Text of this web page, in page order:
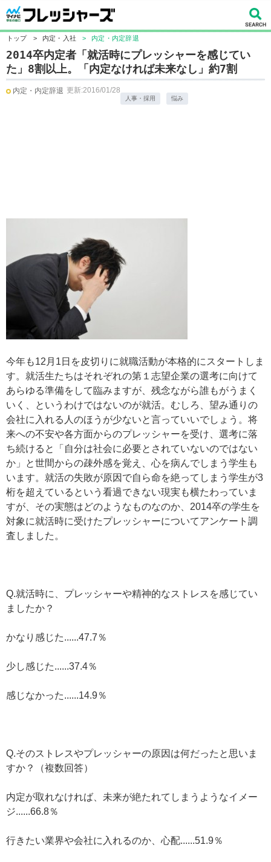
トップ > 内定・入社 > 内定・内定辞退
2014卒内定者「就活時にプレッシャーを感じてい
た」8割以上。「内定なければ未来なし」約7割
内定・内定辞退 更新:2016/01/28
人事・採用 悩み
今年も12月1日を皮切りに就職活動が本格的にスタートしま
す。就活生たちはそれぞれの第１志望企業の選考に向けて
あらゆる準備をして臨みますが、残念ながら誰もがうまく
いく、というわけではないのが就活。むしろ、望み通りの
会社に入れる人のほうが少ないと言っていいでしょう。将
来への不安や各方面からのプレッシャーを受け、選考に落
ち続けると「自分は社会に必要とされていないのではない
か」と世間からの疎外感を覚え、心を病んでしまう学生も
います。就活の失敗が原因で自ら命を絶ってしまう学生が3
桁を超えているという看過できない現実も横たわっていま
すが、その実態はどのようなものなのか、2014卒の学生を
対象に就活時に受けたプレッシャーについてアンケート調
査しました。
Q.就活時に、プレッシャーや精神的なストレスを感じてい
ましたか？
かなり感じた......47.7％
少し感じた......37.4％
感じなかった......14.9％
Q.そのストレスやプレッシャーの原因は何だったと思いま
すか？（複数回答）
内定が取れなければ、未来が絶たれてしまうようなイメー
ジ......66.8％
行きたい業界や会社に入れるのか、心配......51.9％